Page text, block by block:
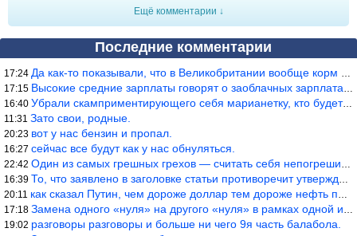
Ещё комментарии ↓
Последние комментарии
17:24 Да как-то показывали, что в Великобритании вообще корм для живот
17:15 Высокие средние зарплаты говорят о заоблачных зарплатах определё
16:40 Убрали скамприментирующего себя марианетку, кто будет следующим…
11:31 Зато свои, родные.
20:23 вот у нас бензин и пропал.
16:27 сейчас все будут как у нас обнуляться.
22:42 Один из самых грешных грехов — считать себя непогрешимым.
16:39 То, что заявлено в заголовке статьи противоречит утверждению &qu
20:11 как сказал Путин, чем дороже доллар тем дороже нефть продадим.
17:18 Замена одного «нуля» на другого «нуля» в рамках одной и той же с
19:02 разговоры разговоры и больше ни чего 9я часть балабола.